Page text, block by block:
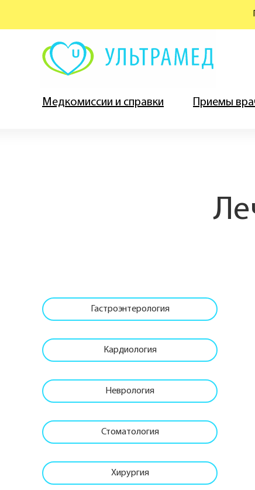
Медкомиссии и справки Приемы
Стоматология
Гастроэнтерология
Неврология
Кардиология
Хирургия